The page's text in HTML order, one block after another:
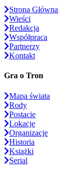
Strona Główna
Wieści
Redakcja
Współpraca
Partnerzy
Kontakt
Gra o Tron
Mapa świata
Rody
Postacie
Lokacje
Organizacje
Historia
Książki
Serial